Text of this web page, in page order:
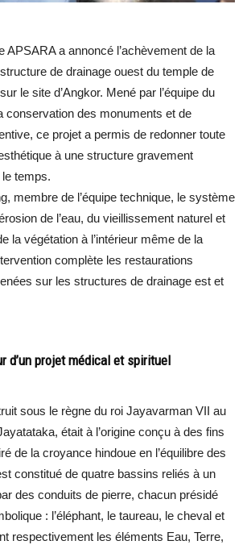
APSARA a annoncé l’achèvement de la
de drainage ouest du temple de
le site d’Angkor. Mené par l’équipe du
conservation des monuments et de
ce projet a permis de redonner toute
à une structure gravement
temps.
membre de l’équipe technique, le système
de l’eau, du vieillissement naturel et
la végétation à l’intérieur même de la
complète les restaurations
sur les structures de drainage est et
d’un projet médical et spirituel
sous le règne du roi Jayavarman VII au
était à l’origine conçu à des fins
de la croyance hindoue en l’équilibre des
constitué de quatre bassins reliés à un
des conduits de pierre, chacun présidé
: l’éléphant, le taureau, le cheval et
respectivement les éléments Eau, Terre,